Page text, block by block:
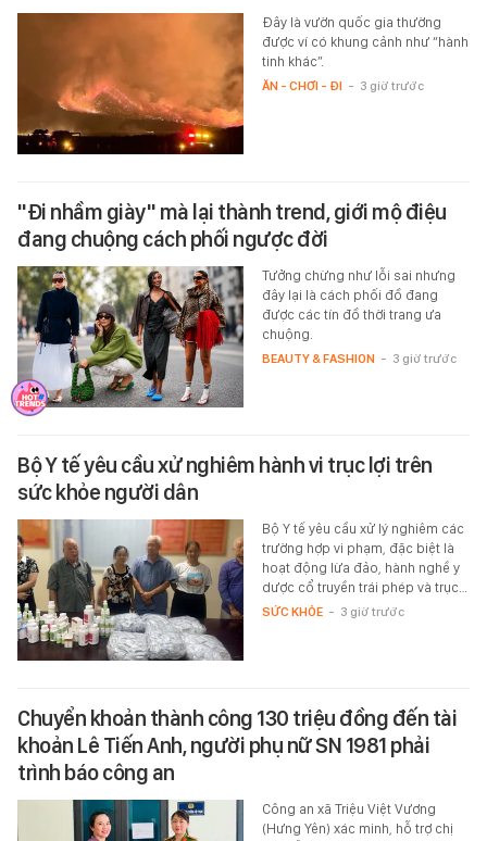
Đây là vườn quốc gia thường
được ví có khung cảnh như “hành
tinh khác”.
ĂN - CHƠI - ĐI - 3 giờ trước
"Đi nhầm giày" mà lại thành trend, giới mộ điệu
đang chuộng cách phối ngược đời
Tưởng chừng như lỗi sai nhưng
đây lại là cách phối đồ đang
được các tín đồ thời trang ưa
chuộng.
BEAUTY & FASHION - 3 giờ trước
Bộ Y tế yêu cầu xử nghiêm hành vi trục lợi trên
sức khỏe người dân
Bộ Y tế yêu cầu xử lý nghiêm các
trường hợp vi phạm, đặc biệt là
hoạt động lừa đảo, hành nghề y
dược cổ truyền trái phép và trục…
SỨC KHỎE - 3 giờ trước
Chuyển khoản thành công 130 triệu đồng đến tài
khoản Lê Tiến Anh, người phụ nữ SN 1981 phải
trình báo công an
Công an xã Triệu Việt Vương
(Hưng Yên) xác minh, hỗ trợ chị